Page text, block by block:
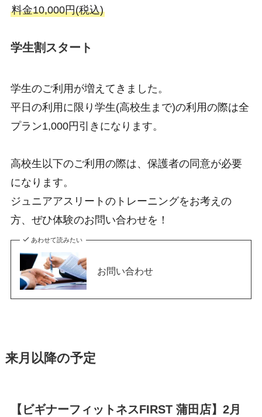
料金10,000円(税込)
学生割スタート
学生のご利用が増えてきました。
平日の利用に限り学生(高校生まで)の利用の際は全
プラン1,000円引きになります。
高校生以下のご利用の際は、保護者の同意が必要
になります。
ジュニアアスリートのトレーニングをお考えの
方、ぜひ体験のお問い合わせを！
あわせて読みたい
お問い合わせ
来月以降の予定
【ビギナーフィットネスFIRST 蒲田店】2月